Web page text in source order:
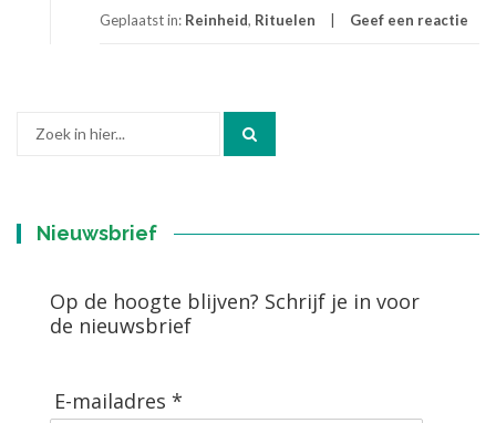
Geplaatst in: Reinheid, Rituelen Geef een reactie
Nieuwsbrief
Op de hoogte blijven? Schrijf je in voor
de nieuwsbrief
E-mailadres *